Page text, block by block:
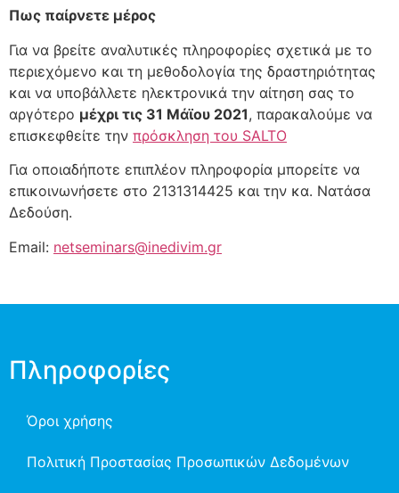
Πως παίρνετε μέρος
Για να βρείτε αναλυτικές πληροφορίες σχετικά με το
περιεχόμενο και τη μεθοδολογία της δραστηριότητας
και να υποβάλλετε ηλεκτρονικά την αίτηση σας το
αργότερο μέχρι τις 31 Μάϊου 2021, παρακαλούμε να
επισκεφθείτε την πρόσκληση του SALTO
Για οποιαδήποτε επιπλέον πληροφορία μπορείτε να
επικοινωνήσετε στο 2131314425 και την κα. Νατάσα
Δεδούση.
Email: netseminars@inedivim.gr
Πληροφορίες
Όροι χρήσης
Πολιτική Προστασίας Προσωπικών Δεδομένων